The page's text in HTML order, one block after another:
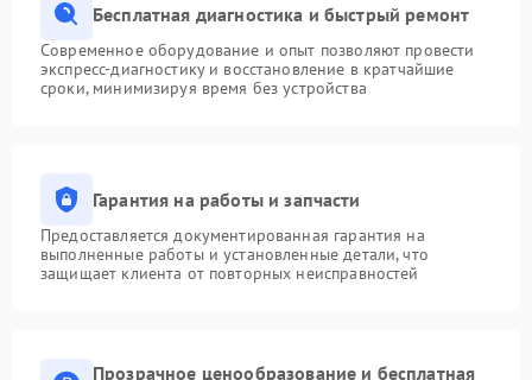
Бесплатная диагностика и быстрый ремонт
Современное оборудование и опыт позволяют провести
экспресс-диагностику и восстановление в кратчайшие
сроки, минимизируя время без устройства
Гарантия на работы и запчасти
Предоставляется документированная гарантия на
выполненные работы и установленные детали, что
защищает клиента от повторных неисправностей
Прозрачное ценообразование и бесплатная